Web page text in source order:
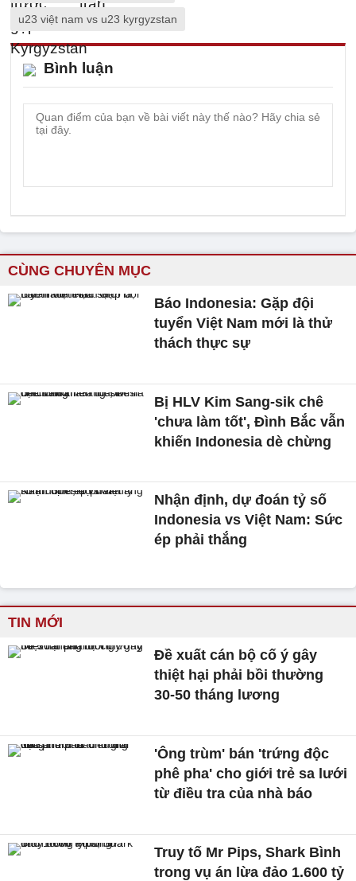
u23 việt nam vs u23 kyrgyzstan
Bình luận
CÙNG CHUYÊN MỤC
Báo Indonesia: Gặp đội
tuyển Việt Nam mới là thử
thách thực sự
Bị HLV Kim Sang-sik chê
'chưa làm tốt', Đình Bắc vẫn
khiến Indonesia dè chừng
Nhận định, dự đoán tỷ số
Indonesia vs Việt Nam: Sức
ép phải thắng
TIN MỚI
Đề xuất cán bộ cố ý gây
thiệt hại phải bồi thường
30-50 tháng lương
'Ông trùm' bán 'trứng độc
phê pha' cho giới trẻ sa lưới
từ điều tra của nhà báo
Truy tố Mr Pips, Shark Bình
trong vụ án lừa đảo 1.600 tỷ